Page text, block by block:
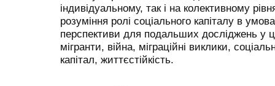
індивідуальному, так і на колективному
розуміння ролі соціального капіталу в
перспективи для подальших досліджень у
мігранти, війна, міграційні виклики,
капітал, життєстійкість.